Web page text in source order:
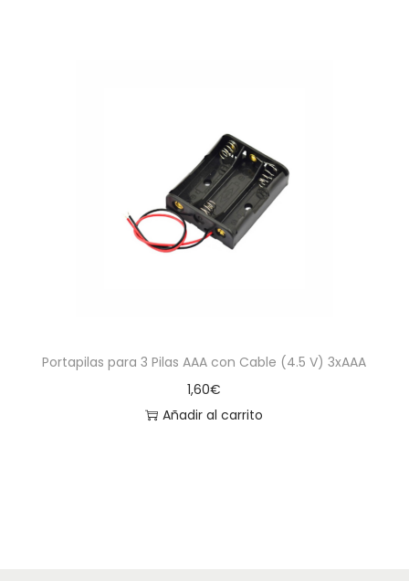
Portapilas para 3 Pilas AAA con Cable (4.5 V) 3xAAA
1,60€
Añadir al carrito